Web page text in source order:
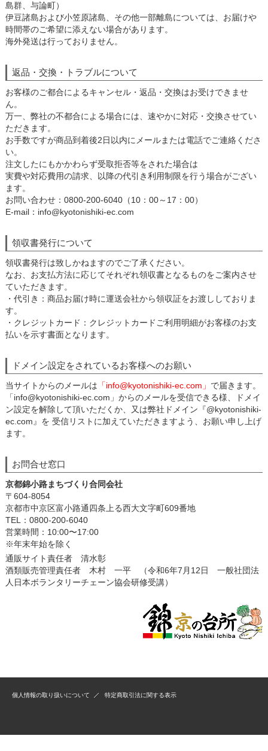
島群、与論町）
伊豆諸島および小笠原諸島、その他一部離島については、お届けや
時間帯のご希望に添えない場合があります。
海外発送は行っておりません。
返品・交換・トラブルについて
お客様のご都合によるキャンセル・返品・交換はお受けできませ
ん。
万一、弊社の不都合による場合には、速やかに対応・交換させてい
ただきます。
お手数ですが商品到着後2日以内にメールまたは電話でご連絡くださ
い。
注文したにもかかわらず受取拒否等をされた場合は
実費や対応費用の請求、以降の代引き利用制限を行う場合がござい
ます。
お問い合わせ：0800-200-6040（10：00～17：00）
E-mail：info@kyotonishiki-ec.com
領収書発行について
領収書発行は致しかねますのでご了承ください。
なお、お支払方法に応じてそれぞれ領収書となるものをご案内させ
ていただきます。
・代引き：商品お届け時に運送会社から領収証をお渡ししておりま
す。
・クレジットカード：クレジットカードご利用明細がお客様のお支
払いを示す書面となります。
ドメイン設定をされているお客様へのお願い
当サイトからのメールは 「info@kyotonishiki-ec.com」 で届きます。
「info@kyotonishiki-ec.com」からのメールを受信できる様、ドメイ
ン設定を解除して頂いただくか、又は弊社ドメイン『@kyotonishiki-
ec.com』を 受信リストに加えていただきますよう、お願い申し上げ
ます。
お問合せ窓口
京都錦小路まちづくり合同会社
〒604-8054
京都市中京区富小路通四条上る西大文字町609番地
TEL：0800-200-6040
営業時間：10:00〜17:00
※年末年始を除く
通販サイト責任者 清水彰
酒類販売管理責任者 木村 一平 （令和6年7月12日 一般社団法
人日本ボランタリーチェーン協会研修受講）
個人情報の取り扱いについて 特定商取引法に関する表示